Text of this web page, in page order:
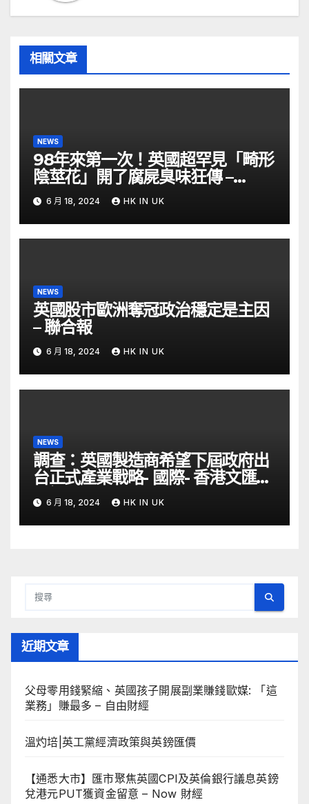
相關文章
NEWS
98年來第一次！英國超罕見「畸形
陰莖花」開了腐屍臭味狂傳 –
ETtoday
6 月 18, 2024 HK IN UK
NEWS
英國股市歐洲奪冠政治穩定是主因
– 聯合報
6 月 18, 2024 HK IN UK
NEWS
調查：英國製造商希望下屆政府出
台正式產業戰略- 國際- 香港文匯網
– 文匯報
6 月 18, 2024 HK IN UK
近期文章
父母零用錢緊縮、英國孩子開展副業賺錢歐媒: 「這
業務」賺最多 – 自由財經
溫灼培|英工黨經濟政策與英鎊匯價
【通悉大市】匯市聚焦英國CPI及英倫銀行議息英鎊
兌港元PUT獲資金留意 – Now 財經